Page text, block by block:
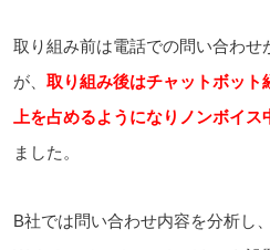
取り組み前は電話での問い合わせ
が、 取り組み後はチャットボット
上を占めるようになりノンボイ
ました。
B社では問い合わせ内容を分析し